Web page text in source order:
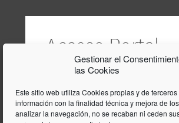
Gestionar el
las Cookies
Este sitio web utiliza Cookies propias y de
información con la finalidad técnica y mejora de
analizar la navegación, no se recaban ni ceden